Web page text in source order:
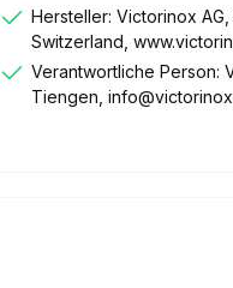
Hersteller: Victorinox
Switzerland,
Verantwortliche Person:
Tiengen,